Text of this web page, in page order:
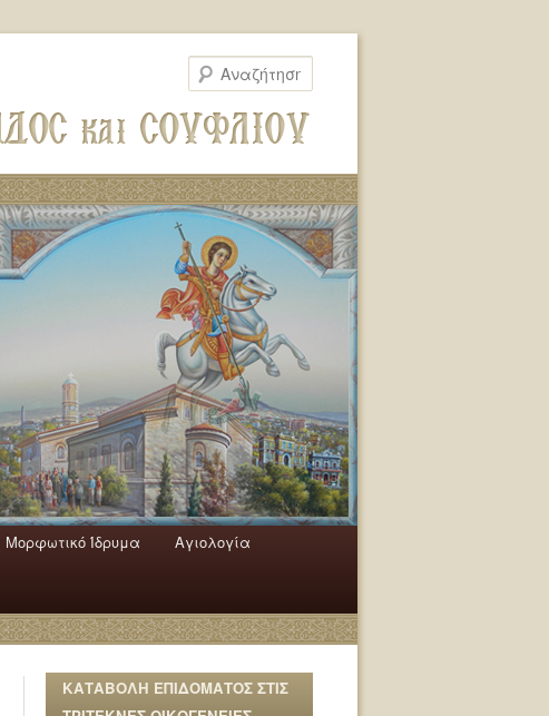
Μορφωτικό Ίδρυμα Αγιολογία
ΚΑΤΑΒΟΛΗ ΕΠΙΔΟΜΑΤΟΣ ΣΤΙΣ